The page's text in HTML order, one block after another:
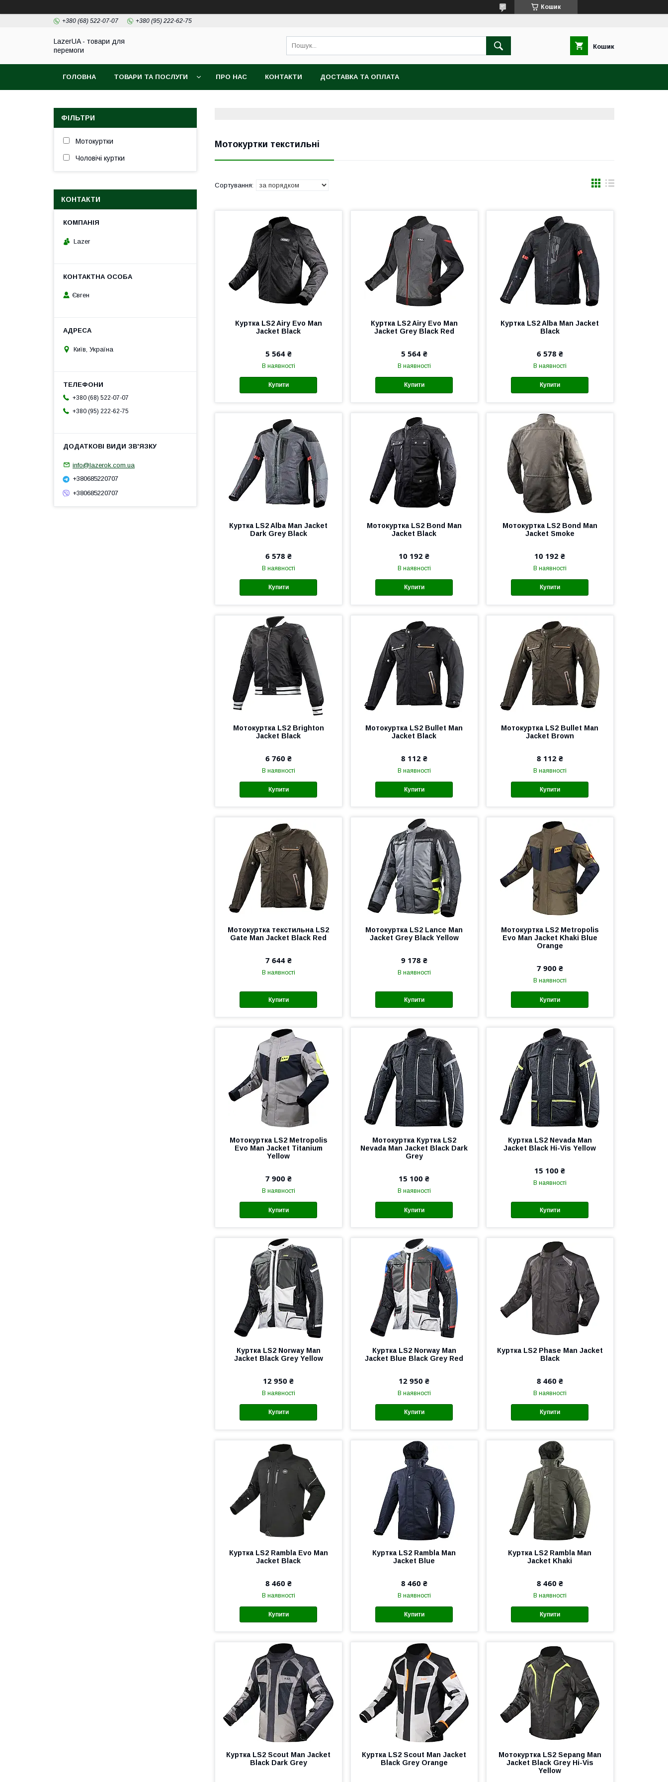
Кошик
+380 (68) 522-07-07 +380 (95) 222-62-75
LazerUA - товари для
перемоги
Кошик
ГОЛОВНА ТОВАРИ ТА ПОСЛУГИ ПРО НАС КОНТАКТИ ДОСТАВКА ТА ОПЛАТА
Мотокуртки текстильні
Куртка LS2 Airy Evo Man
Jacket Black
5 564 ₴
В наявності
Купити
Куртка LS2 Airy Evo Man
Jacket Grey Black Red
5 564 ₴
В наявності
Купити
Куртка LS2 Alba Man Jacket
Black
6 578 ₴
В наявності
Купити
Куртка LS2 Alba Man Jacket
Dark Grey Black
6 578 ₴
В наявності
Купити
Мотокуртка LS2 Bond Man
Jacket Black
10 192 ₴
В наявності
Купити
Мотокуртка LS2 Bond Man
Jacket Smoke
10 192 ₴
В наявності
Купити
Мотокуртка LS2 Brighton
Jacket Black
6 760 ₴
В наявності
Купити
Мотокуртка LS2 Bullet Man
Jacket Black
8 112 ₴
В наявності
Купити
Мотокуртка LS2 Bullet Man
Jacket Brown
8 112 ₴
В наявності
Купити
Мотокуртка текстильна LS2
Gate Man Jacket Black Red
7 644 ₴
В наявності
Купити
Мотокуртка LS2 Lance Man
Jacket Grey Black Yellow
9 178 ₴
В наявності
Купити
Мотокуртка LS2 Metropolis
Evo Man Jacket Khaki Blue
Orange
7 900 ₴
В наявності
Купити
Мотокуртка LS2 Metropolis
Evo Man Jacket Titanium
Yellow
7 900 ₴
В наявності
Купити
Мотокуртка Куртка LS2
Nevada Man Jacket Black Dark
Grey
15 100 ₴
В наявності
Купити
Куртка LS2 Nevada Man
Jacket Black Hi-Vis Yellow
15 100 ₴
В наявності
Купити
Куртка LS2 Norway Man
Jacket Black Grey Yellow
12 950 ₴
В наявності
Купити
Куртка LS2 Norway Man
Jacket Blue Black Grey Red
12 950 ₴
В наявності
Купити
Куртка LS2 Phase Man Jacket
Black
8 460 ₴
В наявності
Купити
Куртка LS2 Rambla Evo Man
Jacket Black
8 460 ₴
В наявності
Купити
Куртка LS2 Rambla Man
Jacket Blue
8 460 ₴
В наявності
Купити
Куртка LS2 Rambla Man
Jacket Khaki
8 460 ₴
В наявності
Купити
Куртка LS2 Scout Man Jacket
Black Dark Grey
Куртка LS2 Scout Man Jacket
Black Grey Orange
Мотокуртка LS2 Sepang Man
Jacket Black Grey Hi-Vis
Yellow
ФІЛЬТРИ
Мотокуртки
Чоловічі куртки
КОНТАКТИ
Lazer
Євген
Київ, Україна
+380 (68) 522-07-07
+380 (95) 222-62-75
info@lazerok.com.ua
+380685220707
+380685220707